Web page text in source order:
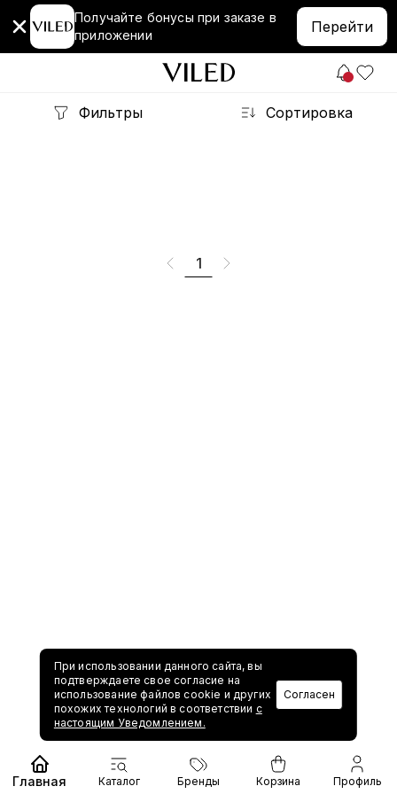
Получайте бонусы при заказе в
приложении
Перейти
Фильтры Сортировка
1
При использовании данного сайта, вы
подтверждаете свое согласие на
использование файлов cookie и других
похожих технологий в соответствии с
настоящим Уведомлением.
Согласен
Главная Каталог Бренды Корзина Профиль